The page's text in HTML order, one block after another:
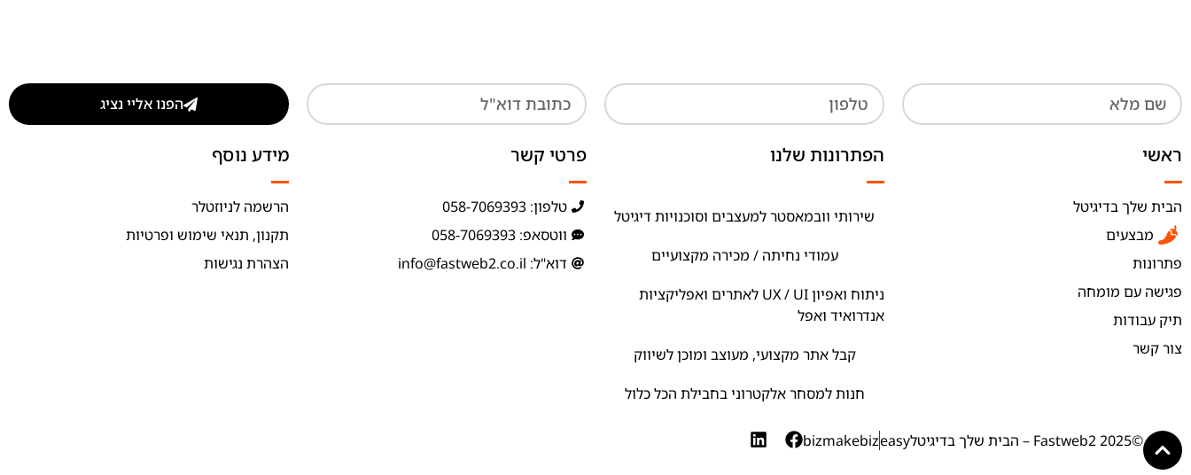
הפנו אליי נציג
ראשי
הבית שלך בדיגיטל
מבצעים
פתרונות
פגישה עם מומחה
תיק עבודות
צור קשר
הפתרונות שלנו
שירותי וובמאסטר למעצבים וסוכנויות דיגיטל
עמודי נחיתה / מכירה מקצועיים
ניתוח ואפיון UX / UI לאתרים ואפליקציות
אנדרואיד ואפל
קבל אתר מקצועי, מעוצב ומוכן לשיווק
חנות למסחר אלקטרוני בחבילת הכל כלול
פרטי קשר
טלפון: 058-7069393
ווטסאפ: 058-7069393
דוא"ל: info@fastweb2.co.il
מידע נוסף
הרשמה לניוזטלר
תקנון, תנאי שימוש ופרטיות
הצהרת נגישות
©2025 Fastweb2 – הבית שלך בדיגיטל easy
bizmakebiz